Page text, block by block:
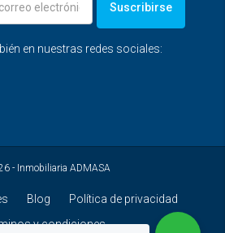
Suscribirse
en nuestras redes sociales:
- Inmobiliaria ADMASA
Blog
Política de privacidad
y condiciones